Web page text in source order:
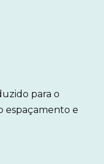
para o
espaçamento e